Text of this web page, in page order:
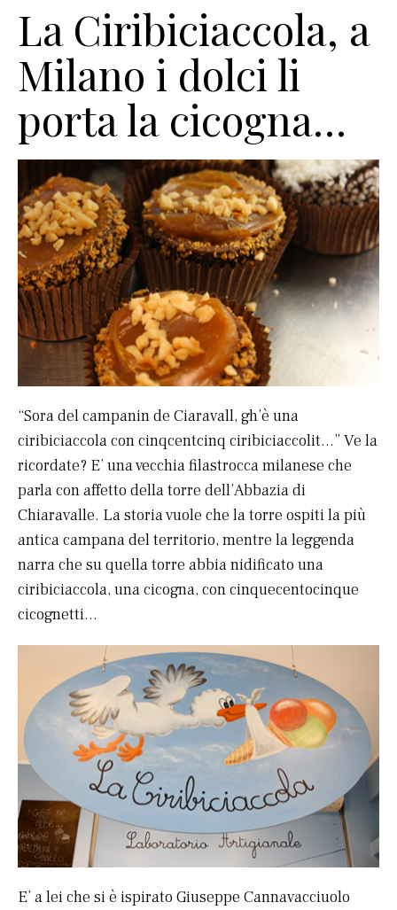
La Ciribiciaccola, a
Milano i dolci li
porta la cicogna…
“Sora del campanin de Ciaravall, gh’è una
ciribiciaccola con cinqcentcinq ciribiciaccolit…” Ve la
ricordate? E’ una vecchia filastrocca milanese che
parla con affetto della torre dell’Abbazia di
Chiaravalle. La storia vuole che la torre ospiti la più
antica campana del territorio, mentre la leggenda
narra che su quella torre abbia nidificato una
ciribiciaccola, una cicogna, con cinquecentocinque
cicognetti…
E’ a lei che si è ispirato Giuseppe Cannavacciuolo